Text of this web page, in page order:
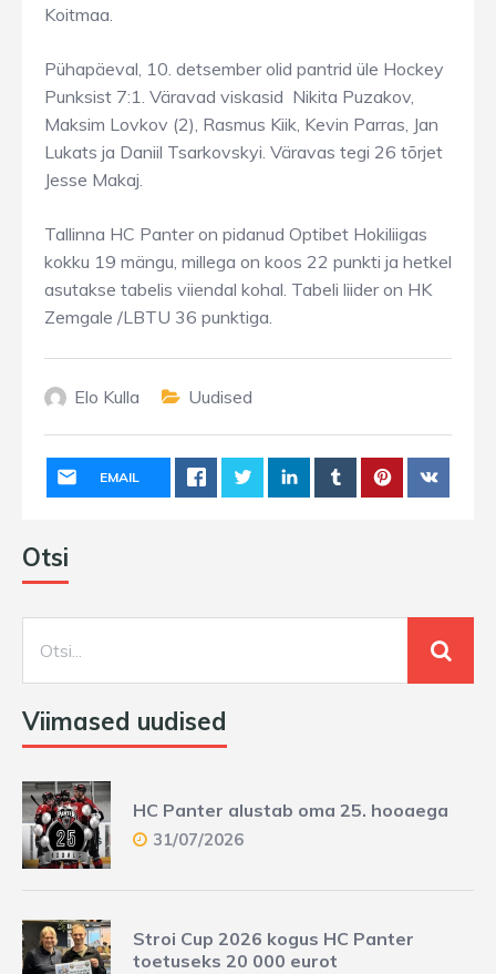
Koitmaa.
Pühapäeval, 10. detsember olid pantrid üle Hockey
Punksist 7:1. Väravad viskasid Nikita Puzakov,
Maksim Lovkov (2), Rasmus Kiik, Kevin Parras, Jan
Lukats ja Daniil Tsarkovskyi. Väravas tegi 26 tõrjet
Jesse Makaj.
Tallinna HC Panter on pidanud Optibet Hokiliigas
kokku 19 mängu, millega on koos 22 punkti ja hetkel
asutakse tabelis viiendal kohal. Tabeli liider on HK
Zemgale /LBTU 36 punktiga.
Elo Kulla Uudised
EMAIL
Otsi
Viimased uudised
HC Panter alustab oma 25. hooaega
31/07/2026
Stroi Cup 2026 kogus HC Panter
toetuseks 20 000 eurot